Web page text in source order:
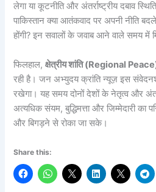
लेगा या कूटनीति और अंतर्राष्ट्रीय दबाव
पाकिस्तान क्या आतंकवाद पर अपनी नीति
होंगी? इन सवालों के जवाब आने वाले समय में
फिलहाल,क्षेत्रीय शांति (Regional
रही है। जन अभ्युदय क्रांति न्यूज़ इस
रखेगा। यह समय दोनों देशों के नेतृत्व और
अत्यधिक संयम, बुद्धिमत्ता और जिम्मेदारी का
और बिगड़ने से रोका जा सके।
Share this: